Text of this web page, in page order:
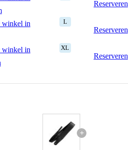
Reserveren
winkel in
L
Reserveren
winkel in
XL
Reserveren
+